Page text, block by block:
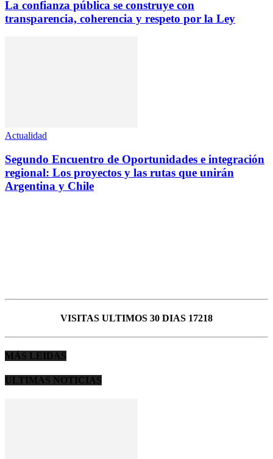
La confianza pública se construye con
transparencia, coherencia y respeto por la Ley
Actualidad
Segundo Encuentro de Oportunidades e integración
regional: Los proyectos y las rutas que unirán
Argentina y Chile
VISITAS ULTIMOS 30 DIAS 17218
MÁS LEIDAS
ULTIMAS NOTICIAS